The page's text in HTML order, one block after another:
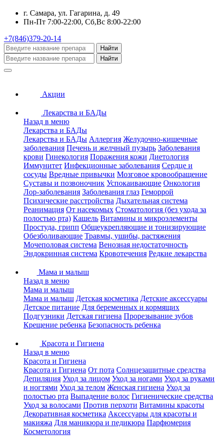
г. Самара, ул. Гагарина, д. 49
Пн-Пт 7:00-22:00, Сб,Вс 8:00-22:00
+7(846)379-20-14
Найти
Найти
Акции
Лекарства и БАДы
Назад в меню
Лекарства и БАДы
Лекарства и БАДы Аллергия Желудочно-кишечные
заболевания Печень и желчный пузырь Заболевания
крови Гинекология Поражения кожи Диетология
Иммунитет Инфекционные заболевания Сердце и
сосуды Вредные привычки Мозговое кровообращение
Суставы и позвоночник Успокаивающие Онкология
Лор-заболевания Заболевания глаз Геморрой
Психические расстройства Дыхательная система
Реанимация От насекомых Стоматология (без ухода за
полостью рта) Кашель Витамины и микроэлементы
Простуда, грипп Общеукрепляющие и тонизирующие
Обезболивающие Травмы, ушибы, растяжения
Мочеполовая система Венозная недостаточность
Эндокринная система Кровотечения Редкие лекарства
Мама и малыш
Назад в меню
Мама и малыш
Мама и малыш Детская косметика Детские аксессуары
Детское питание Для беременных и кормящих
Подгузники Детская гигиена Прорезывание зубов
Крещение ребенка Безопасность ребенка
Красота и Гигиена
Назад в меню
Красота и Гигиена
Красота и Гигиена От пота Солнцезащитные средства
Депиляция Уход за лицом Уход за ногами Уход за руками
и ногтями Уход за телом Женская гигиена Уход за
полостью рта Выпадение волос Гигиенические средства
Уход за волосами Против перхоти Витамины красоты
Декоративная косметика Аксессуары для красоты и
макияжа Для маникюра и педикюра Парфюмерия
Косметология